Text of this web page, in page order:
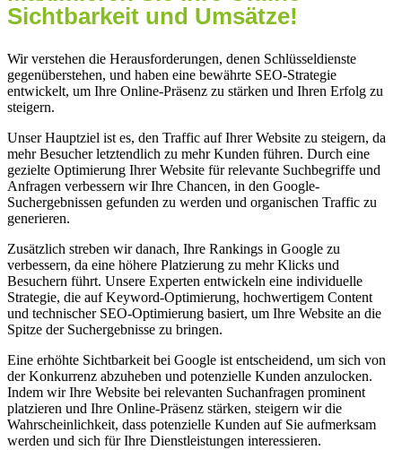
Sichtbarkeit und Umsätze!
Wir verstehen die Herausforderungen, denen Schlüsseldienste
gegenüberstehen, und haben eine bewährte SEO-Strategie
entwickelt, um Ihre Online-Präsenz zu stärken und Ihren Erfolg zu
steigern.
Unser Hauptziel ist es, den Traffic auf Ihrer Website zu steigern, da
mehr Besucher letztendlich zu mehr Kunden führen. Durch eine
gezielte Optimierung Ihrer Website für relevante Suchbegriffe und
Anfragen verbessern wir Ihre Chancen, in den Google-
Suchergebnissen gefunden zu werden und organischen Traffic zu
generieren.
Zusätzlich streben wir danach, Ihre Rankings in Google zu
verbessern, da eine höhere Platzierung zu mehr Klicks und
Besuchern führt. Unsere Experten entwickeln eine individuelle
Strategie, die auf Keyword-Optimierung, hochwertigem Content
und technischer SEO-Optimierung basiert, um Ihre Website an die
Spitze der Suchergebnisse zu bringen.
Eine erhöhte Sichtbarkeit bei Google ist entscheidend, um sich von
der Konkurrenz abzuheben und potenzielle Kunden anzulocken.
Indem wir Ihre Website bei relevanten Suchanfragen prominent
platzieren und Ihre Online-Präsenz stärken, steigern wir die
Wahrscheinlichkeit, dass potenzielle Kunden auf Sie aufmerksam
werden und sich für Ihre Dienstleistungen interessieren.